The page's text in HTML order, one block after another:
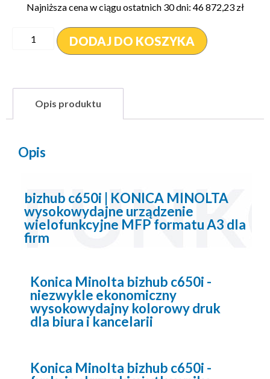
Najniższa cena w ciągu ostatnich 30 dni: 46 872,23 zł
DODAJ DO KOSZYKA
Opis produktu
Opis
bizhub c650i | KONICA MINOLTA
wysokowydajne urządzenie
wielofunkcyjne MFP formatu A3 dla
firm
Konica Minolta bizhub c650i -
niezwykle ekonomiczny
wysokowydajny kolorowy druk
dla biura i kancelarii
Konica Minolta bizhub c650i -